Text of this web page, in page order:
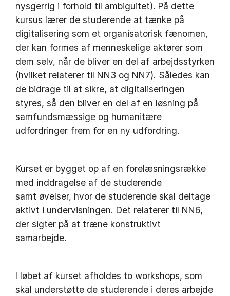
nysgerrig i forhold til ambiguitet). På dette
kursus lærer de studerende at tænke på
digitalisering som et organisatorisk fænomen,
der kan formes af menneskelige aktører som
dem selv, når de bliver en del af arbejdsstyrken
(hvilket relaterer til NN3 og NN7). Således kan
de bidrage til at sikre, at digitaliseringen
styres, så den bliver en del af en løsning på
samfundsmæssige og humanitære
udfordringer frem for en ny udfordring.
Kurset er bygget op af en forelæsningsrække
med inddragelse af de studerende
samt øvelser, hvor de studerende skal deltage
aktivt i undervisningen. Det relaterer til NN6,
der sigter på at træne konstruktivt
samarbejde.
I løbet af kurset afholdes to workshops, som
skal understøtte de studerende i deres arbejde